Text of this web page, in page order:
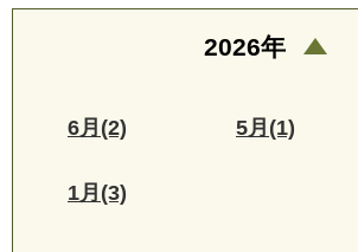
2026年
6月(2) 5月(1)
1月(3)